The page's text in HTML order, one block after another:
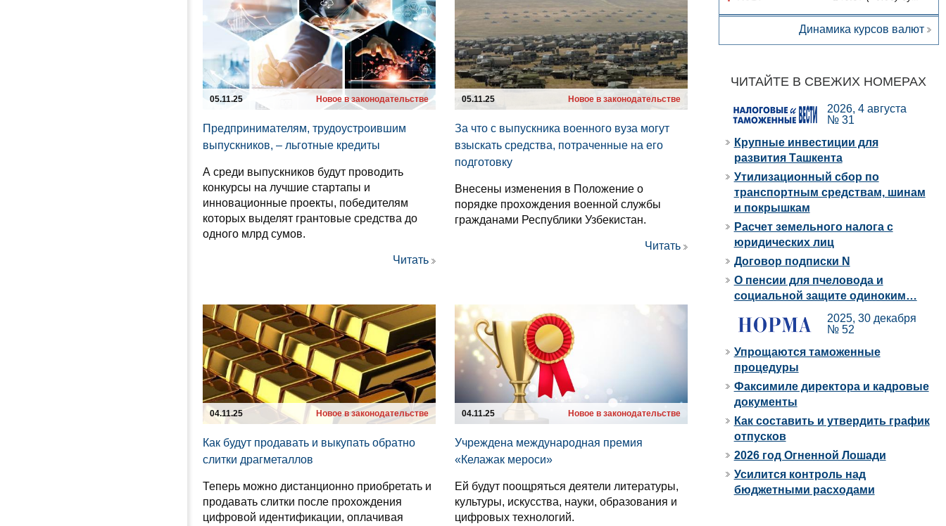
05.11.25 Новое в законодательстве
Предпринимателям, трудоустроившим
выпускников, – льготные кредиты
А среди выпускников будут проводить
конкурсы на лучшие стартапы и
инновационные проекты, победителям
которых выделят грантовые средства до
одного млрд сумов.
Читать
05.11.25 Новое в законодательстве
За что с выпускника военного вуза могут
взыскать средства, потраченные на его
подготовку
Внесены изменения в Положение о
порядке прохождения военной службы
гражданами Республики Узбекистан.
Читать
04.11.25 Новое в законодательстве
Как будут продавать и выкупать обратно
слитки драгметаллов
Теперь можно дистанционно приобретать и
продавать слитки после прохождения
цифровой идентификации, оплачивая
04.11.25 Новое в законодательстве
Учреждена международная премия
«Келажак мероси»
Ей будут поощряться деятели литературы,
культуры, искусства, науки, образования и
цифровых технологий.
Динамика курсов валют
ЧИТАЙТЕ В СВЕЖИХ НОМЕРАХ
2026, 4 августа
№ 31
Крупные инвестиции для
развития Ташкента
Утилизационный сбор по
транспортным средствам, шинам
и покрышкам
Расчет земельного налога с
юридических лиц
Договор подписки N
О пенсии для пчеловода и
социальной защите одиноким…
2025, 30 декабря
№ 52
Упрощаются таможенные
процедуры
Факсимиле директора и кадровые
документы
Как составить и утвердить график
отпусков
2026 год Огненной Лошади
Усилится контроль над
бюджетными расходами